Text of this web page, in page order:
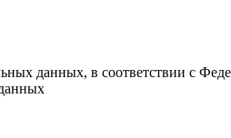
данных, в соответствии с